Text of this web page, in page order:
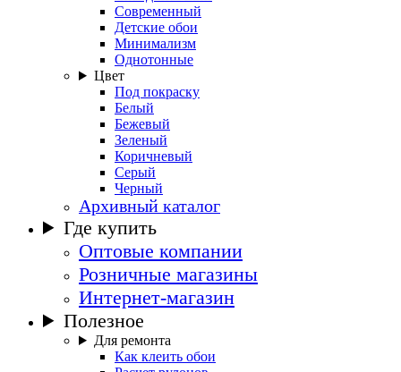
Современный
Детские обои
Минимализм
Однотонные
Цвет
Под покраску
Белый
Бежевый
Зеленый
Коричневый
Серый
Черный
Архивный каталог
Где купить
Оптовые компании
Розничные магазины
Интернет-магазин
Полезное
Для ремонта
Как клеить обои